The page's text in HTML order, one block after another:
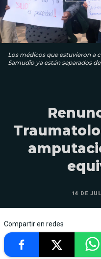
Los médicos que estuvieron a
Samudio ya están separados
14 DE
Compartir en redes